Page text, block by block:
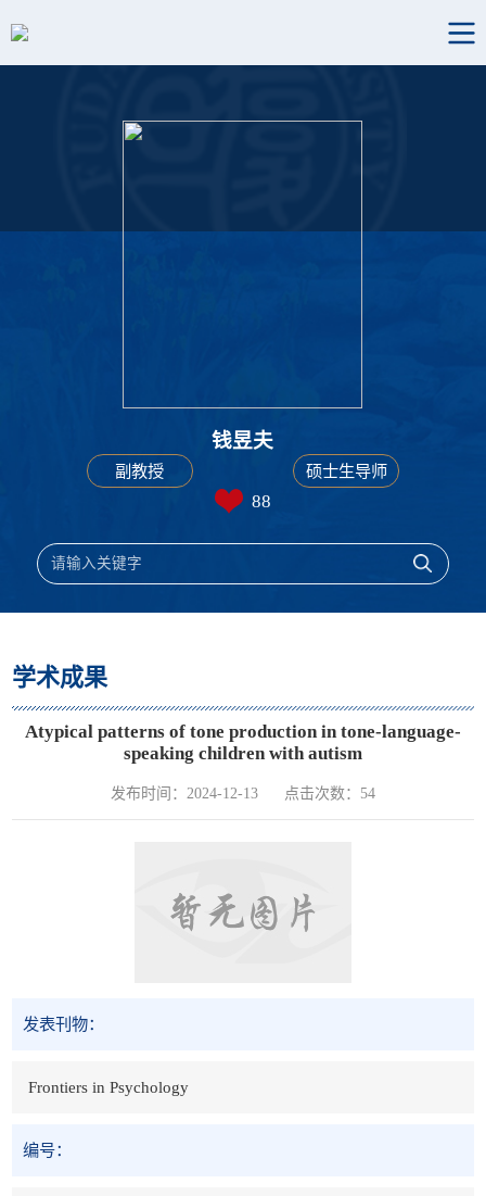
钱昱夫
副教授 硕士生导师
88
学术成果
Atypical patterns of tone production in tone-language-
speaking children with autism
发布时间：2024-12-13 点击次数： 54
发表刊物：
Frontiers in Psychology
编号：